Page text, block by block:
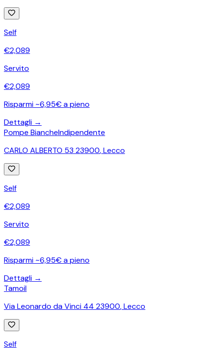
Self
€2,089
Servito
€2,089
Risparmi ~6,95€ a pieno
Dettagli →
Pompe BiancheIndipendente
CARLO ALBERTO 53 23900,Lecco
Self
€2,089
Servito
€2,089
Risparmi ~6,95€ a pieno
Dettagli →
Tamoil
Via Leonardo da Vinci 44 23900,Lecco
Self